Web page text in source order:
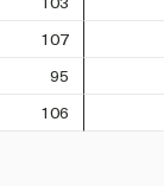
107
95
106